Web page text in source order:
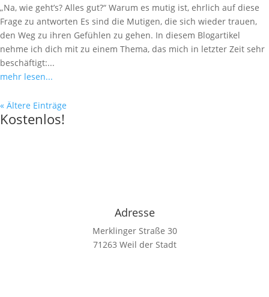
„Na, wie geht’s? Alles gut?“ Warum es mutig ist, ehrlich auf diese
Frage zu antworten Es sind die Mutigen, die sich wieder trauen,
den Weg zu ihren Gefühlen zu gehen. In diesem Blogartikel
nehme ich dich mit zu einem Thema, das mich in letzter Zeit sehr
beschäftigt:...
mehr lesen...
« Ältere Einträge
Kostenlos!
Adresse
Merklinger Straße 30
71263 Weil der Stadt